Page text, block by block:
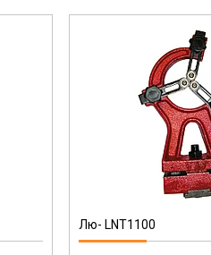
Лю- LNT1100